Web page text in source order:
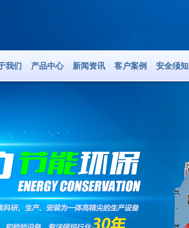
我们 产品中心 新闻资讯 客户案例 安全须知